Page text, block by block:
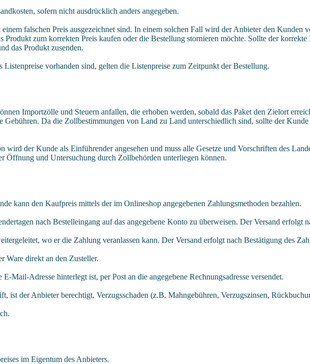
sofern nicht ausdrücklich anders angegeben.
falschen Preis ausgezeichnet sind. In einem solchen Fall wird der Anbieter den Kunden
zum korrekten Preis kaufen oder die Bestellung stornieren möchte. Sollte der
das Produkt zusenden.
vorhanden sind, gelten die Listenpreise zum Zeitpunkt der Bestellung.
Importzölle und Steuern anfallen, die erhoben werden, sobald das Paket den Zielort
Da die Zollbestimmungen von Land zu Land unterschiedlich sind, sollte der
der Kunde als Einführender angesehen und muss alle Gesetze und Vorschriften des
Öffnung und Untersuchung durch Zollbehörden unterliegen können.
kann den Kaufpreis mittels der im Onlineshop angegebenen Zahlungsmethoden bezahlen.
nach Bestelleingang auf das angegebene Konto zu überweisen. Der Versand erfolgt
wo er die Zahlung veranlassen kann. Der Versand erfolgt nach Bestätigung des
Ware direkt an den Zusteller.
Adresse hinterlegt ist, per Post an die angegebene Rechnungsadresse versendet.
der Anbieter berechtigt, Verzugsschaden (z.B. Mahngebühren, Verzugszinsen,
im Eigentum des Anbieters.